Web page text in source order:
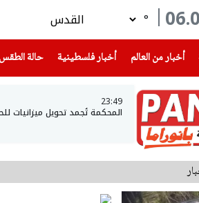
°
(current) أخبار من العالم أخبار فلسطينية(current) حالة الطقس
23:49
المحكمة تُجمد تحويل ميزانيات